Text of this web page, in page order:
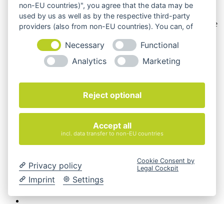
Die Produktbilder der Artikel zeigen Beispiele, die in der
Ausstattung, Farbe oder Konfiguration von der
Artikelbeschreibung abweichen können. Maßgeblich sind die
Beschreibungen und Abbildungen im unverbindlichen
Angebot. Gerne konfigurieren wir das ausgewählte Produkt
genau nach Ihren Vorstellungen.
Cookie-Einstellungen ändern
Über Uns
Kontakt
Zahlungsarten
Widerrufsbelehrung
© 2026 Quadro Office Nord - Ihr Büroeinrichter
non-EU countries)", you agree that the data may be
used by us as well as by the respective third-party
providers (also from non-EU countries). You can, of
Necessary
Functional
Analytics
Marketing
Reject optional
Accept all
incl. data transfer to non-EU countries
Privacy policy
Imprint
Settings
Cookie Consent by
Legal Cockpit